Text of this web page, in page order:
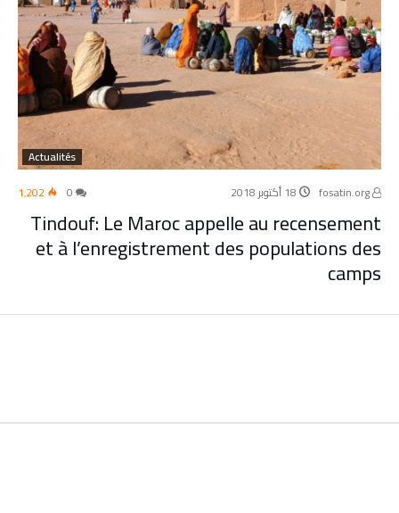
Actualités
18 أكتوبر 2018 1٬202
Tindouf: Le Maroc appelle au recensement
et à l’enregistrement des populations des
camps